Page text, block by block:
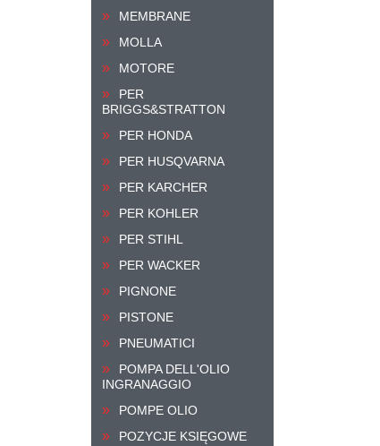
MEMBRANE
MOLLA
MOTORE
PER
BRIGGS&STRATTON
PER HONDA
PER HUSQVARNA
PER KARCHER
PER KOHLER
PER STIHL
PER WACKER
PIGNONE
PISTONE
PNEUMATICI
POMPA DELL'OLIO
INGRANAGGIO
POMPE OLIO
POZYCJE KSIĘGOWE